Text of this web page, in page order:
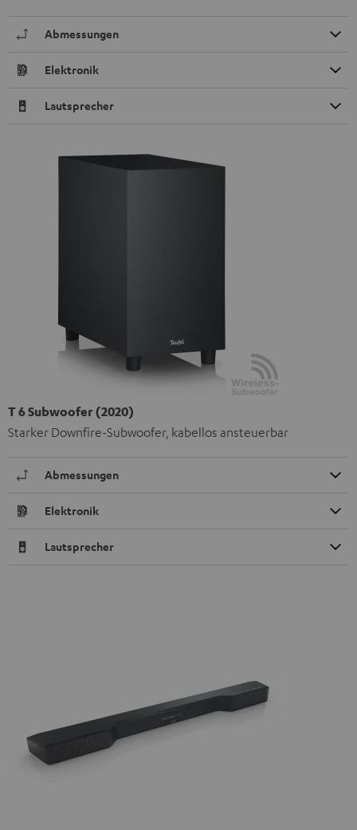
Abmessungen
Elektronik
Lautsprecher
T 6 Subwoofer (2020)
Starker Downfire-Subwoofer, kabellos ansteuerbar
Abmessungen
Elektronik
Lautsprecher